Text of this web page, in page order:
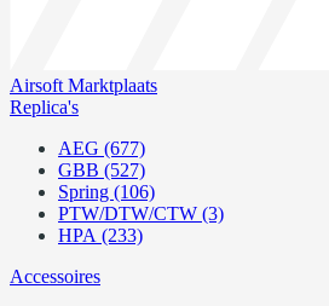
Airsoft Marktplaats
Replica's
AEG (677)
GBB (527)
Spring (106)
PTW/DTW/CTW (3)
HPA (233)
Accessoires